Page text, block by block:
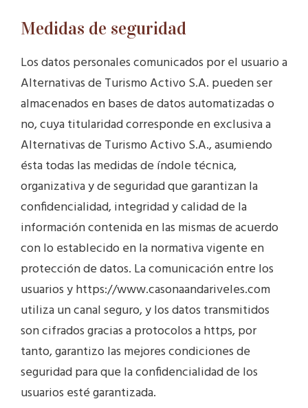
Medidas de seguridad
Los datos personales comunicados por el usuario a
Alternativas de Turismo Activo S.A. pueden ser
almacenados en bases de datos automatizadas o
no, cuya titularidad corresponde en exclusiva a
Alternativas de Turismo Activo S.A., asumiendo
ésta todas las medidas de índole técnica,
organizativa y de seguridad que garantizan la
confidencialidad, integridad y calidad de la
información contenida en las mismas de acuerdo
con lo establecido en la normativa vigente en
protección de datos. La comunicación entre los
usuarios y https://www.casonaandariveles.com
utiliza un canal seguro, y los datos transmitidos
son cifrados gracias a protocolos a https, por
tanto, garantizo las mejores condiciones de
seguridad para que la confidencialidad de los
usuarios esté garantizada.